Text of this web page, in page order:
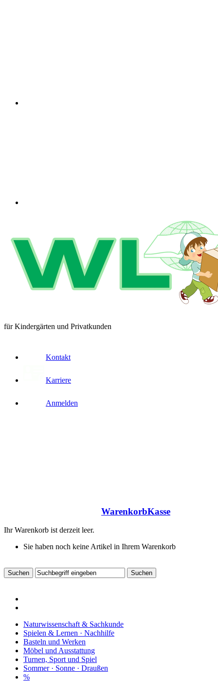
für Kindergärten und Privatkunden
Kontakt
Karriere
Anmelden
WarenkorbKasse
Ihr Warenkorb ist derzeit leer.
Sie haben noch keine Artikel in Ihrem Warenkorb
Naturwissenschaft & Sachkunde
Spielen & Lernen · Nachhilfe
Basteln und Werken
Möbel und Ausstattung
Turnen, Sport und Spiel
Sommer · Sonne · Draußen
%